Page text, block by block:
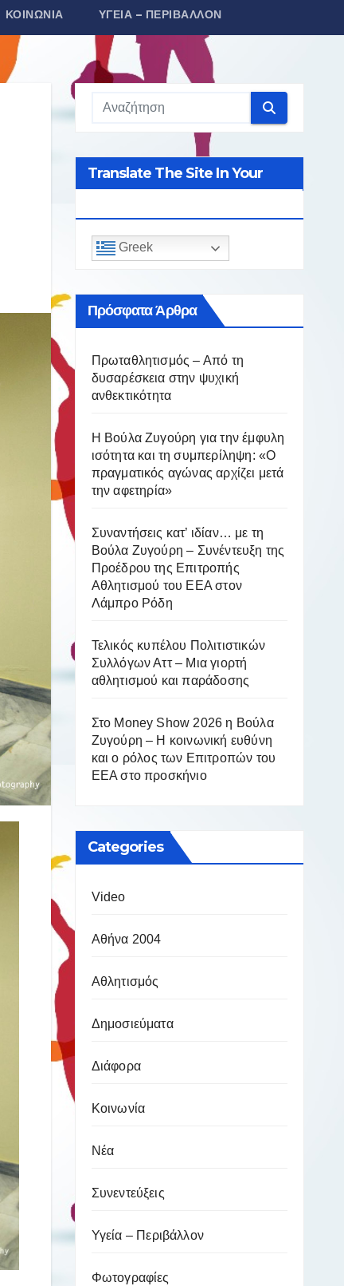
ΚΟΙΝΩΝΊΑ ΥΓΕΊΑ – ΠΕΡΙΒΆΛΛΟΝ
Translate The Site In Your
Greek
Πρόσφατα Άρθρα
Πρωταθλητισμός – Από τη
δυσαρέσκεια στην ψυχική
ανθεκτικότητα
Η Βούλα Ζυγούρη για την έμφυλη
ισότητα και τη συμπερίληψη: «Ο
πραγματικός αγώνας αρχίζει μετά
την αφετηρία»
Συναντήσεις κατ’ ιδίαν… με τη
Βούλα Ζυγούρη – Συνέντευξη της
Προέδρου της Επιτροπής
Αθλητισμού του ΕΕΑ στον
Λάμπρο Ρόδη
Τελικός κυπέλου Πολιτιστικών
Συλλόγων Αττ – Μια γιορτή
αθλητισμού και παράδοσης
Στο Money Show 2026 η Βούλα
Ζυγούρη – Η κοινωνική ευθύνη
και ο ρόλος των Επιτροπών του
ΕΕΑ στο προσκήνιο
Categories
Video
Αθήνα 2004
Αθλητισμός
Δημοσιεύματα
Διάφορα
Κοινωνία
Νέα
Συνεντεύξεις
Υγεία – Περιβάλλον
Φωτογραφίες